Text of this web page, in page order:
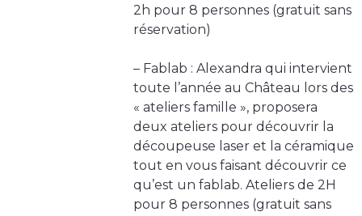
2h pour 8 personnes (gratuit sans
réservation)
– Fablab : Alexandra qui intervient
toute l’année au Château lors des
« ateliers famille », proposera
deux ateliers pour découvrir la
découpeuse laser et la céramique
tout en vous faisant découvrir ce
qu’est un fablab. Ateliers de 2H
pour 8 personnes (gratuit sans